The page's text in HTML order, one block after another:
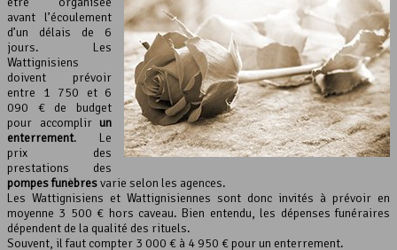
avant l’écoulement
d’un délais de 6
jours. Les
Wattignisiens
doivent prévoir
entre 1 750 et 6
090 € de budget
pour accomplir un
enterrement. Le
prix des
prestations des
pompes funèbresvarie selon les agences.
Les Wattignisiens et Wattignisiennes sont donc invités à prévoir en
moyenne 3 500 € hors caveau. Bien entendu, les dépenses funéraires
dépendent de la qualité des rituels.
Souvent, il faut compter 3 000 € à 4 950 € pour un enterrement.